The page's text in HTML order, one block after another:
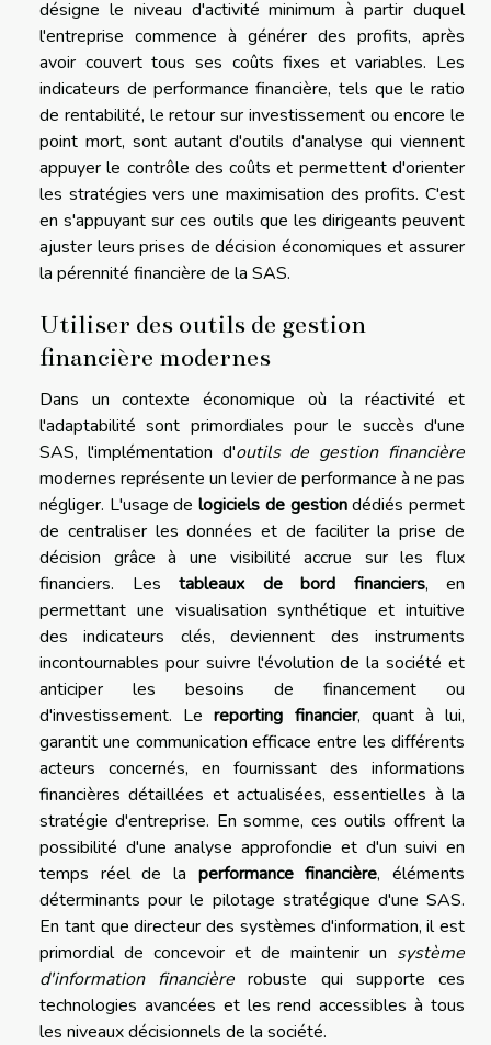
désigne le niveau d'activité minimum à partir duquel
l'entreprise commence à générer des profits, après
avoir couvert tous ses coûts fixes et variables. Les
indicateurs de performance financière, tels que le ratio
de rentabilité, le retour sur investissement ou encore le
point mort, sont autant d'outils d'analyse qui viennent
appuyer le contrôle des coûts et permettent d'orienter
les stratégies vers une maximisation des profits. C'est
en s'appuyant sur ces outils que les dirigeants peuvent
ajuster leurs prises de décision économiques et assurer
la pérennité financière de la SAS.
Utiliser des outils de gestion
financière modernes
Dans un contexte économique où la réactivité et
l'adaptabilité sont primordiales pour le succès d'une
SAS, l'implémentation d'outils de gestion financière
modernes représente un levier de performance à ne pas
négliger. L'usage delogiciels de gestiondédiés permet
de centraliser les données et de faciliter la prise de
décision grâce à une visibilité accrue sur les flux
financiers. Les tableaux de bord financiers, en
permettant une visualisation synthétique et intuitive
des indicateurs clés, deviennent des instruments
incontournables pour suivre l'évolution de la société et
anticiper les besoins de financement ou
d'investissement. Lereporting financier, quant à lui,
garantit une communication efficace entre les différents
acteurs concernés, en fournissant des informations
financières détaillées et actualisées, essentielles à la
stratégie d'entreprise. En somme, ces outils offrent la
possibilité d'une analyse approfondie et d'un suivi en
temps réel de la performance financière, éléments
déterminants pour le pilotage stratégique d'une SAS.
En tant que directeur des systèmes d'information, il est
primordial de concevoir et de maintenir un système
d'information financière robuste qui supporte ces
technologies avancées et les rend accessibles à tous
les niveaux décisionnels de la société.